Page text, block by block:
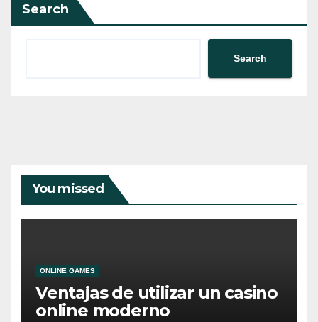
Search
Search
You missed
ONLINE GAMES
Ventajas de utilizar un casino
online moderno